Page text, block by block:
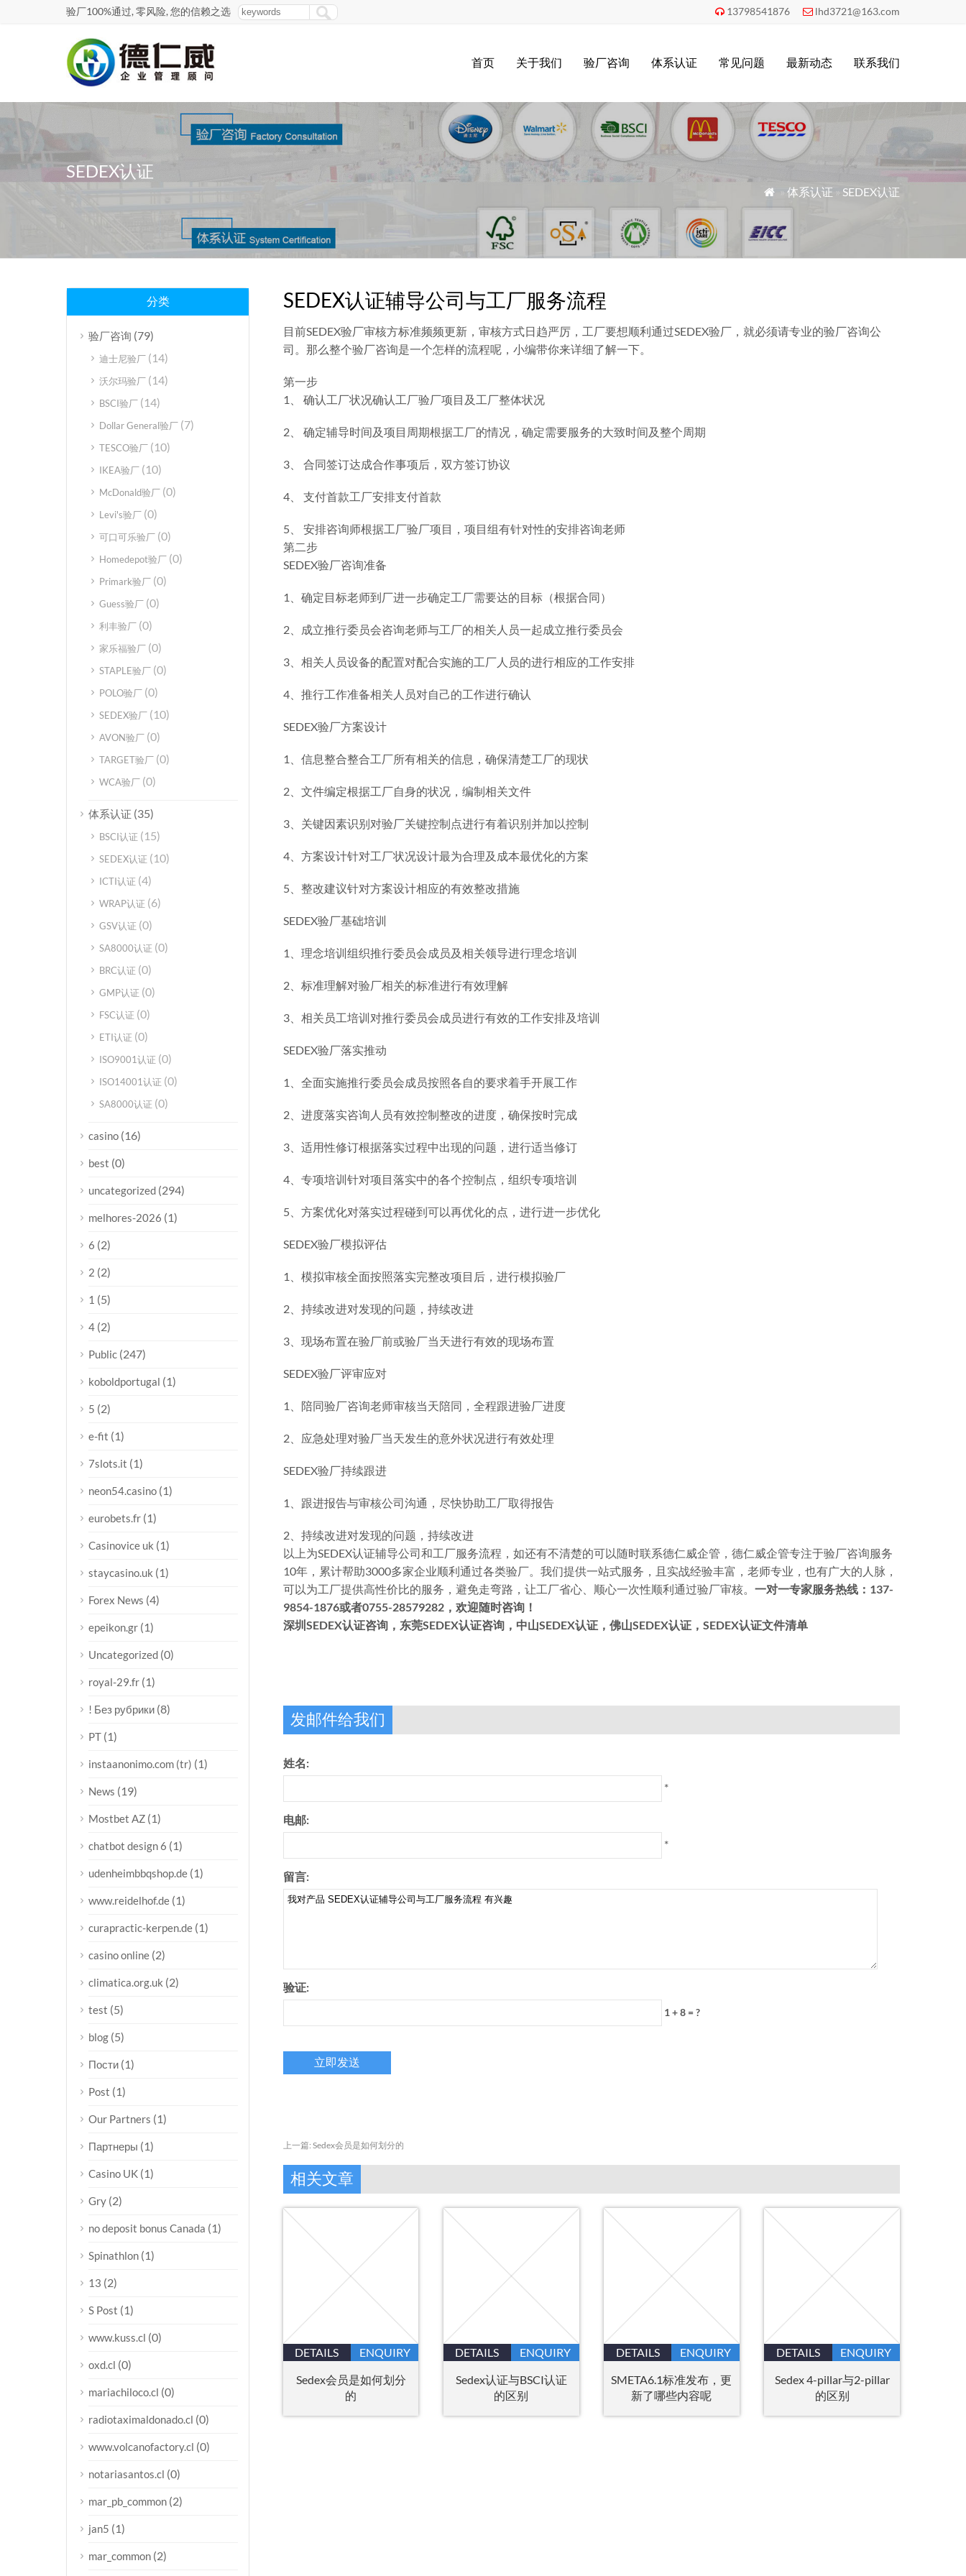
验厂100%通过, 零风险, 您的信赖之选  13798541876  lhd3721@163.com
首页 关于我们 验厂咨询 体系认证 常见问题 最新动态 联系我们
SEDEX认证
 » 体系认证 » SEDEX认证
SEDEX认证辅导公司与工厂服务流程
目前SEDEX验厂审核方标准频频更新，审核方式日趋严厉，工厂要想顺利通过SEDEX验厂，就必须请专业的验厂咨询公
司。那么整个验厂咨询是一个怎样的流程呢，小编带你来详细了解一下。
第一步
1、 确认工厂状况确认工厂验厂项目及工厂整体状况
2、 确定辅导时间及项目周期根据工厂的情况，确定需要服务的大致时间及整个周期
3、 合同签订达成合作事项后，双方签订协议
4、 支付首款工厂安排支付首款
5、 安排咨询师根据工厂验厂项目，项目组有针对性的安排咨询老师
第二步
SEDEX验厂咨询准备
1、确定目标老师到厂进一步确定工厂需要达的目标（根据合同）
2、成立推行委员会咨询老师与工厂的相关人员一起成立推行委员会
3、相关人员设备的配置对配合实施的工厂人员的进行相应的工作安排
4、推行工作准备相关人员对自己的工作进行确认
SEDEX验厂方案设计
1、信息整合整合工厂所有相关的信息，确保清楚工厂的现状
2、文件编定根据工厂自身的状况，编制相关文件
3、关键因素识别对验厂关键控制点进行有着识别并加以控制
4、方案设计针对工厂状况设计最为合理及成本最优化的方案
5、整改建议针对方案设计相应的有效整改措施
SEDEX验厂基础培训
1、理念培训组织推行委员会成员及相关领导进行理念培训
2、标准理解对验厂相关的标准进行有效理解
3、相关员工培训对推行委员会成员进行有效的工作安排及培训
SEDEX验厂落实推动
1、全面实施推行委员会成员按照各自的要求着手开展工作
2、进度落实咨询人员有效控制整改的进度，确保按时完成
3、适用性修订根据落实过程中出现的问题，进行适当修订
4、专项培训针对项目落实中的各个控制点，组织专项培训
5、方案优化对落实过程碰到可以再优化的点，进行进一步优化
SEDEX验厂模拟评估
1、模拟审核全面按照落实完整改项目后，进行模拟验厂
2、持续改进对发现的问题，持续改进
3、现场布置在验厂前或验厂当天进行有效的现场布置
SEDEX验厂评审应对
1、陪同验厂咨询老师审核当天陪同，全程跟进验厂进度
2、应急处理对验厂当天发生的意外状况进行有效处理
SEDEX验厂持续跟进
1、跟进报告与审核公司沟通，尽快协助工厂取得报告
2、持续改进对发现的问题，持续改进
以上为SEDEX认证辅导公司和工厂服务流程，如还有不清楚的可以随时联系德仁威企管，德仁威企管专注于验厂咨询服务
10年，累计帮助3000多家企业顺利通过各类验厂。我们提供一站式服务，且实战经验丰富，老师专业，也有广大的人脉，
可以为工厂提供高性价比的服务，避免走弯路，让工厂省心、顺心一次性顺利通过验厂审核。 一对一专家服务热线：137-
9854-1876或者0755-28579282，欢迎随时咨询！
深圳SEDEX认证咨询，东莞SEDEX认证咨询，中山SEDEX认证，佛山SEDEX认证，SEDEX认证文件清单
发邮件给我们
姓名:
*
电邮:
*
留言:
验证:
1 + 8 = ?
上一篇: Sedex会员是如何划分的
相关文章
DETAILS
ENQUIRY
Sedex会员是如何划分
的
DETAILS
ENQUIRY
Sedex认证与BSCI认证
的区别
DETAILS
ENQUIRY
SMETA6.1标准发布，更
新了哪些内容呢
DETAILS
ENQUIRY
Sedex 4-pillar与2-pillar
的区别
分类
验厂咨询 (79)
迪士尼验厂 (14)
沃尔玛验厂 (14)
BSCI验厂 (14)
Dollar General验厂 (7)
TESCO验厂 (10)
IKEA验厂 (10)
McDonald验厂 (0)
Levi's验厂 (0)
可口可乐验厂 (0)
Homedepot验厂 (0)
Primark验厂 (0)
Guess验厂 (0)
利丰验厂 (0)
家乐福验厂 (0)
STAPLE验厂 (0)
POLO验厂 (0)
SEDEX验厂 (10)
AVON验厂 (0)
TARGET验厂 (0)
WCA验厂 (0)
体系认证 (35)
BSCI认证 (15)
SEDEX认证 (10)
ICTI认证 (4)
WRAP认证 (6)
GSV认证 (0)
SA8000认证 (0)
BRC认证 (0)
GMP认证 (0)
FSC认证 (0)
ETI认证 (0)
ISO9001认证 (0)
ISO14001认证 (0)
SA8000认证 (0)
casino (16)
best (0)
uncategorized (294)
melhores-2026 (1)
6 (2)
2 (2)
1 (5)
4 (2)
Public (247)
koboldportugal (1)
5 (2)
e-fit (1)
7slots.it (1)
neon54.casino (1)
eurobets.fr (1)
Casinovice uk (1)
staycasino.uk (1)
Forex News (4)
epeikon.gr (1)
Uncategorized (0)
royal-29.fr (1)
! Без рубрики (8)
PT (1)
instaanonimo.com (tr) (1)
News (19)
Mostbet AZ (1)
chatbot design 6 (1)
udenheimbbqshop.de (1)
www.reidelhof.de (1)
curapractic-kerpen.de (1)
casino online (2)
climatica.org.uk (2)
test (5)
blog (5)
Пости (1)
Post (1)
Our Partners (1)
Партнеры (1)
Casino UK (1)
Gry (2)
no deposit bonus Canada (1)
Spinathlon (1)
13 (2)
S Post (1)
www.kuss.cl (0)
oxd.cl (0)
mariachiloco.cl (0)
radiotaximaldonado.cl (0)
www.volcanofactory.cl (0)
notariasantos.cl (0)
mar_pb_common (2)
jan5 (1)
mar_common (2)